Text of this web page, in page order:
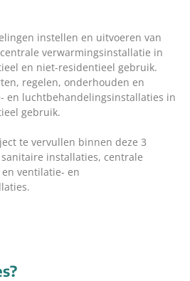
instellen en uitvoeren van
verwarmingsinstallatie in
en niet-residentieel gebruik.
regelen, onderhouden en
en luchtbehandelingsinstallaties in
gebruik.
te vervullen binnen deze 3
installaties, centrale
ventilatie- en